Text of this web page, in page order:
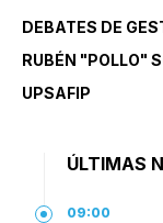
DEBATES DE
RUBÉN "POLLO"
UPSAFIP
ÚLTIMAS
09:00